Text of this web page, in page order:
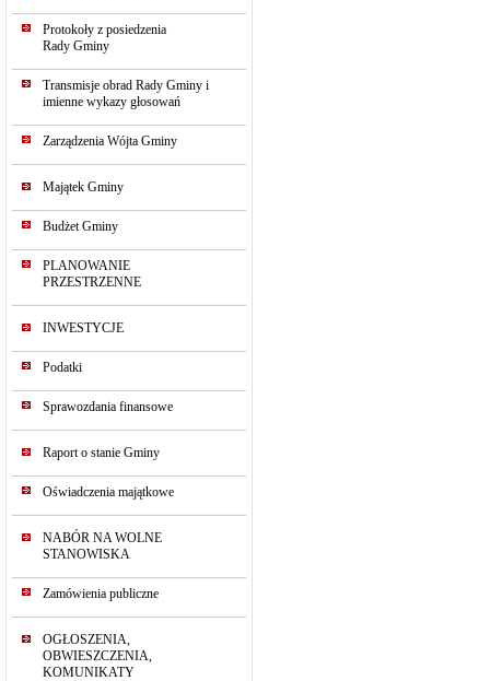
Protokoły z posiedzenia
Rady Gminy
Transmisje obrad Rady Gminy i
imienne wykazy głosowań
Zarządzenia Wójta Gminy
Majątek Gminy
Budżet Gminy
PLANOWANIE
PRZESTRZENNE
INWESTYCJE
Podatki
Sprawozdania finansowe
Raport o stanie Gminy
Oświadczenia majątkowe
NABÓR NA WOLNE
STANOWISKA
Zamówienia publiczne
OGŁOSZENIA,
OBWIESZCZENIA,
KOMUNIKATY